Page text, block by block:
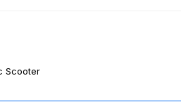
Scooter